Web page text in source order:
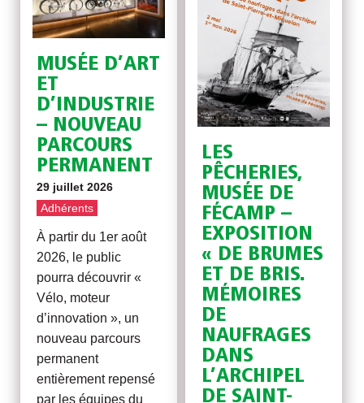
MUSÉE D’ART
ET
D’INDUSTRIE
– NOUVEAU
PARCOURS
PERMANENT
29 juillet 2026
Adhérents
À partir du 1er août
2026, le public
pourra découvrir «
Vélo, moteur
d’innovation », un
nouveau parcours
permanent
entièrement repensé
par les équipes du
LES
PÊCHERIES,
MUSÉE DE
FÉCAMP –
EXPOSITION
« DE BRUMES
ET DE BRIS.
MÉMOIRES
DE
NAUFRAGES
DANS
L’ARCHIPEL
DE SAINT-